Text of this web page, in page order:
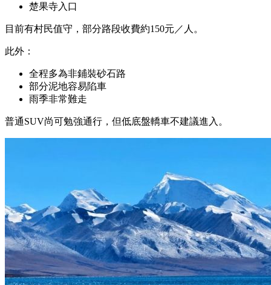
楚果寺入口
目前有村民值守，部分路段收費約150元／人。
此外：
全程多為非鋪裝砂石路
部分泥地容易陷車
雨季非常難走
普通SUV尚可勉強通行，但低底盤轎車不建議進入。